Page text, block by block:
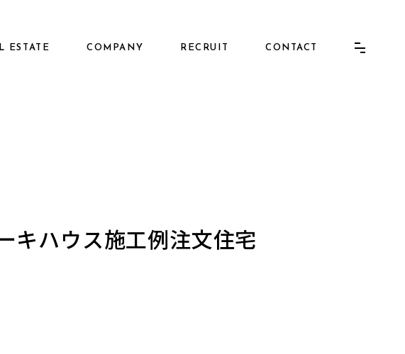
ESTATE COMPANY RECRUIT CONTACT
キハウス施工例注文住宅